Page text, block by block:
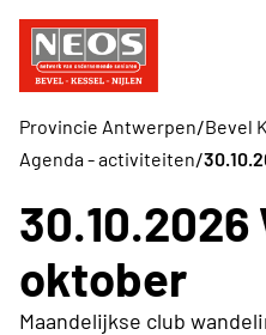
Provincie Antwerpen/Bevel
Agenda - activiteiten/
oktober
Maandelijkse club